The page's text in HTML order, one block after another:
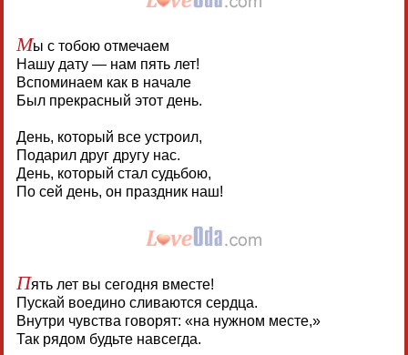
Мы с тобою отмечаем
Нашу дату — нам пять лет!
Вспоминаем как в начале
Был прекрасный этот день.
День, который все устроил,
Подарил друг другу нас.
День, который стал судьбою,
По сей день, он праздник наш!
Пять лет вы сегодня вместе!
Пускай воедино сливаются сердца.
Внутри чувства говорят: «на нужном месте,»
Так рядом будьте навсегда.